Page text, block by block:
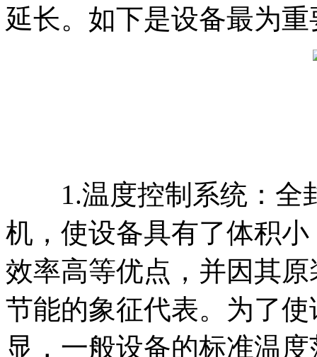
延长。如下是设备最为
1.温度控制系统：全
机，使设备具有了体积
效率高等优点，并因其
节能的象征代表。为了
显，一般设备的标准温